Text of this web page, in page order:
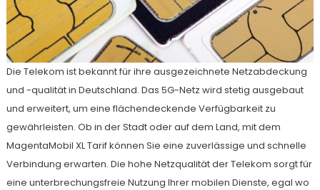
Die Telekom ist bekannt für ihre ausgezeichnete Netzabdeckung
und -qualität in Deutschland. Das 5G-Netz wird stetig ausgebaut
und erweitert, um eine flächendeckende Verfügbarkeit zu
gewährleisten. Ob in der Stadt oder auf dem Land, mit dem
MagentaMobil XL Tarif können Sie eine zuverlässige und schnelle
Verbindung erwarten. Die hohe Netzqualität der Telekom sorgt für
eine unterbrechungsfreie Nutzung Ihrer mobilen Dienste, egal wo